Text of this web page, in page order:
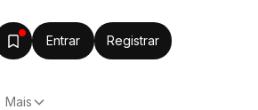
Entrar Registrar
Mais